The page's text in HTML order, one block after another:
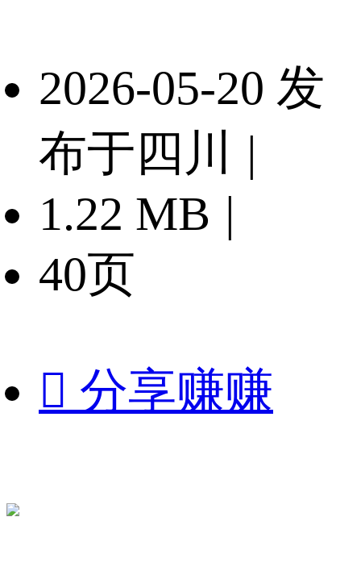
2026-05-20 发
布于四川
|
1.22 MB |
40页
 分享赚赚